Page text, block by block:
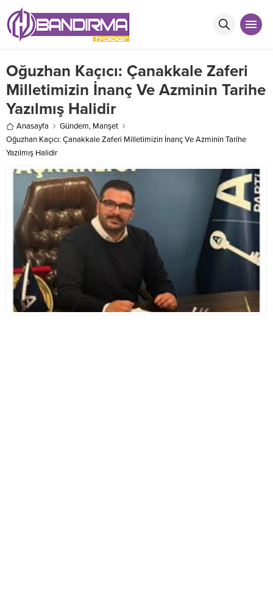
Oğuzhan Kaçıcı: Çanakkale Zaferi
Milletimizin İnanç Ve Azminin Tarihe
Yazılmış Halidir
Anasayfa Gündem, Manşet
Oğuzhan Kaçıcı: Çanakkale Zaferi Milletimizin İnanç Ve Azminin Tarihe
Yazılmış Halidir